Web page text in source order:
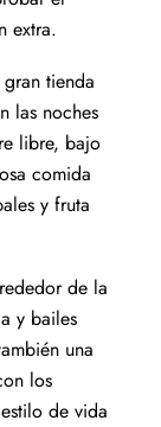
extra.
tienda
las noches
libre, bajo
comida
y fruta
de la
y bailes
una
los
de vida